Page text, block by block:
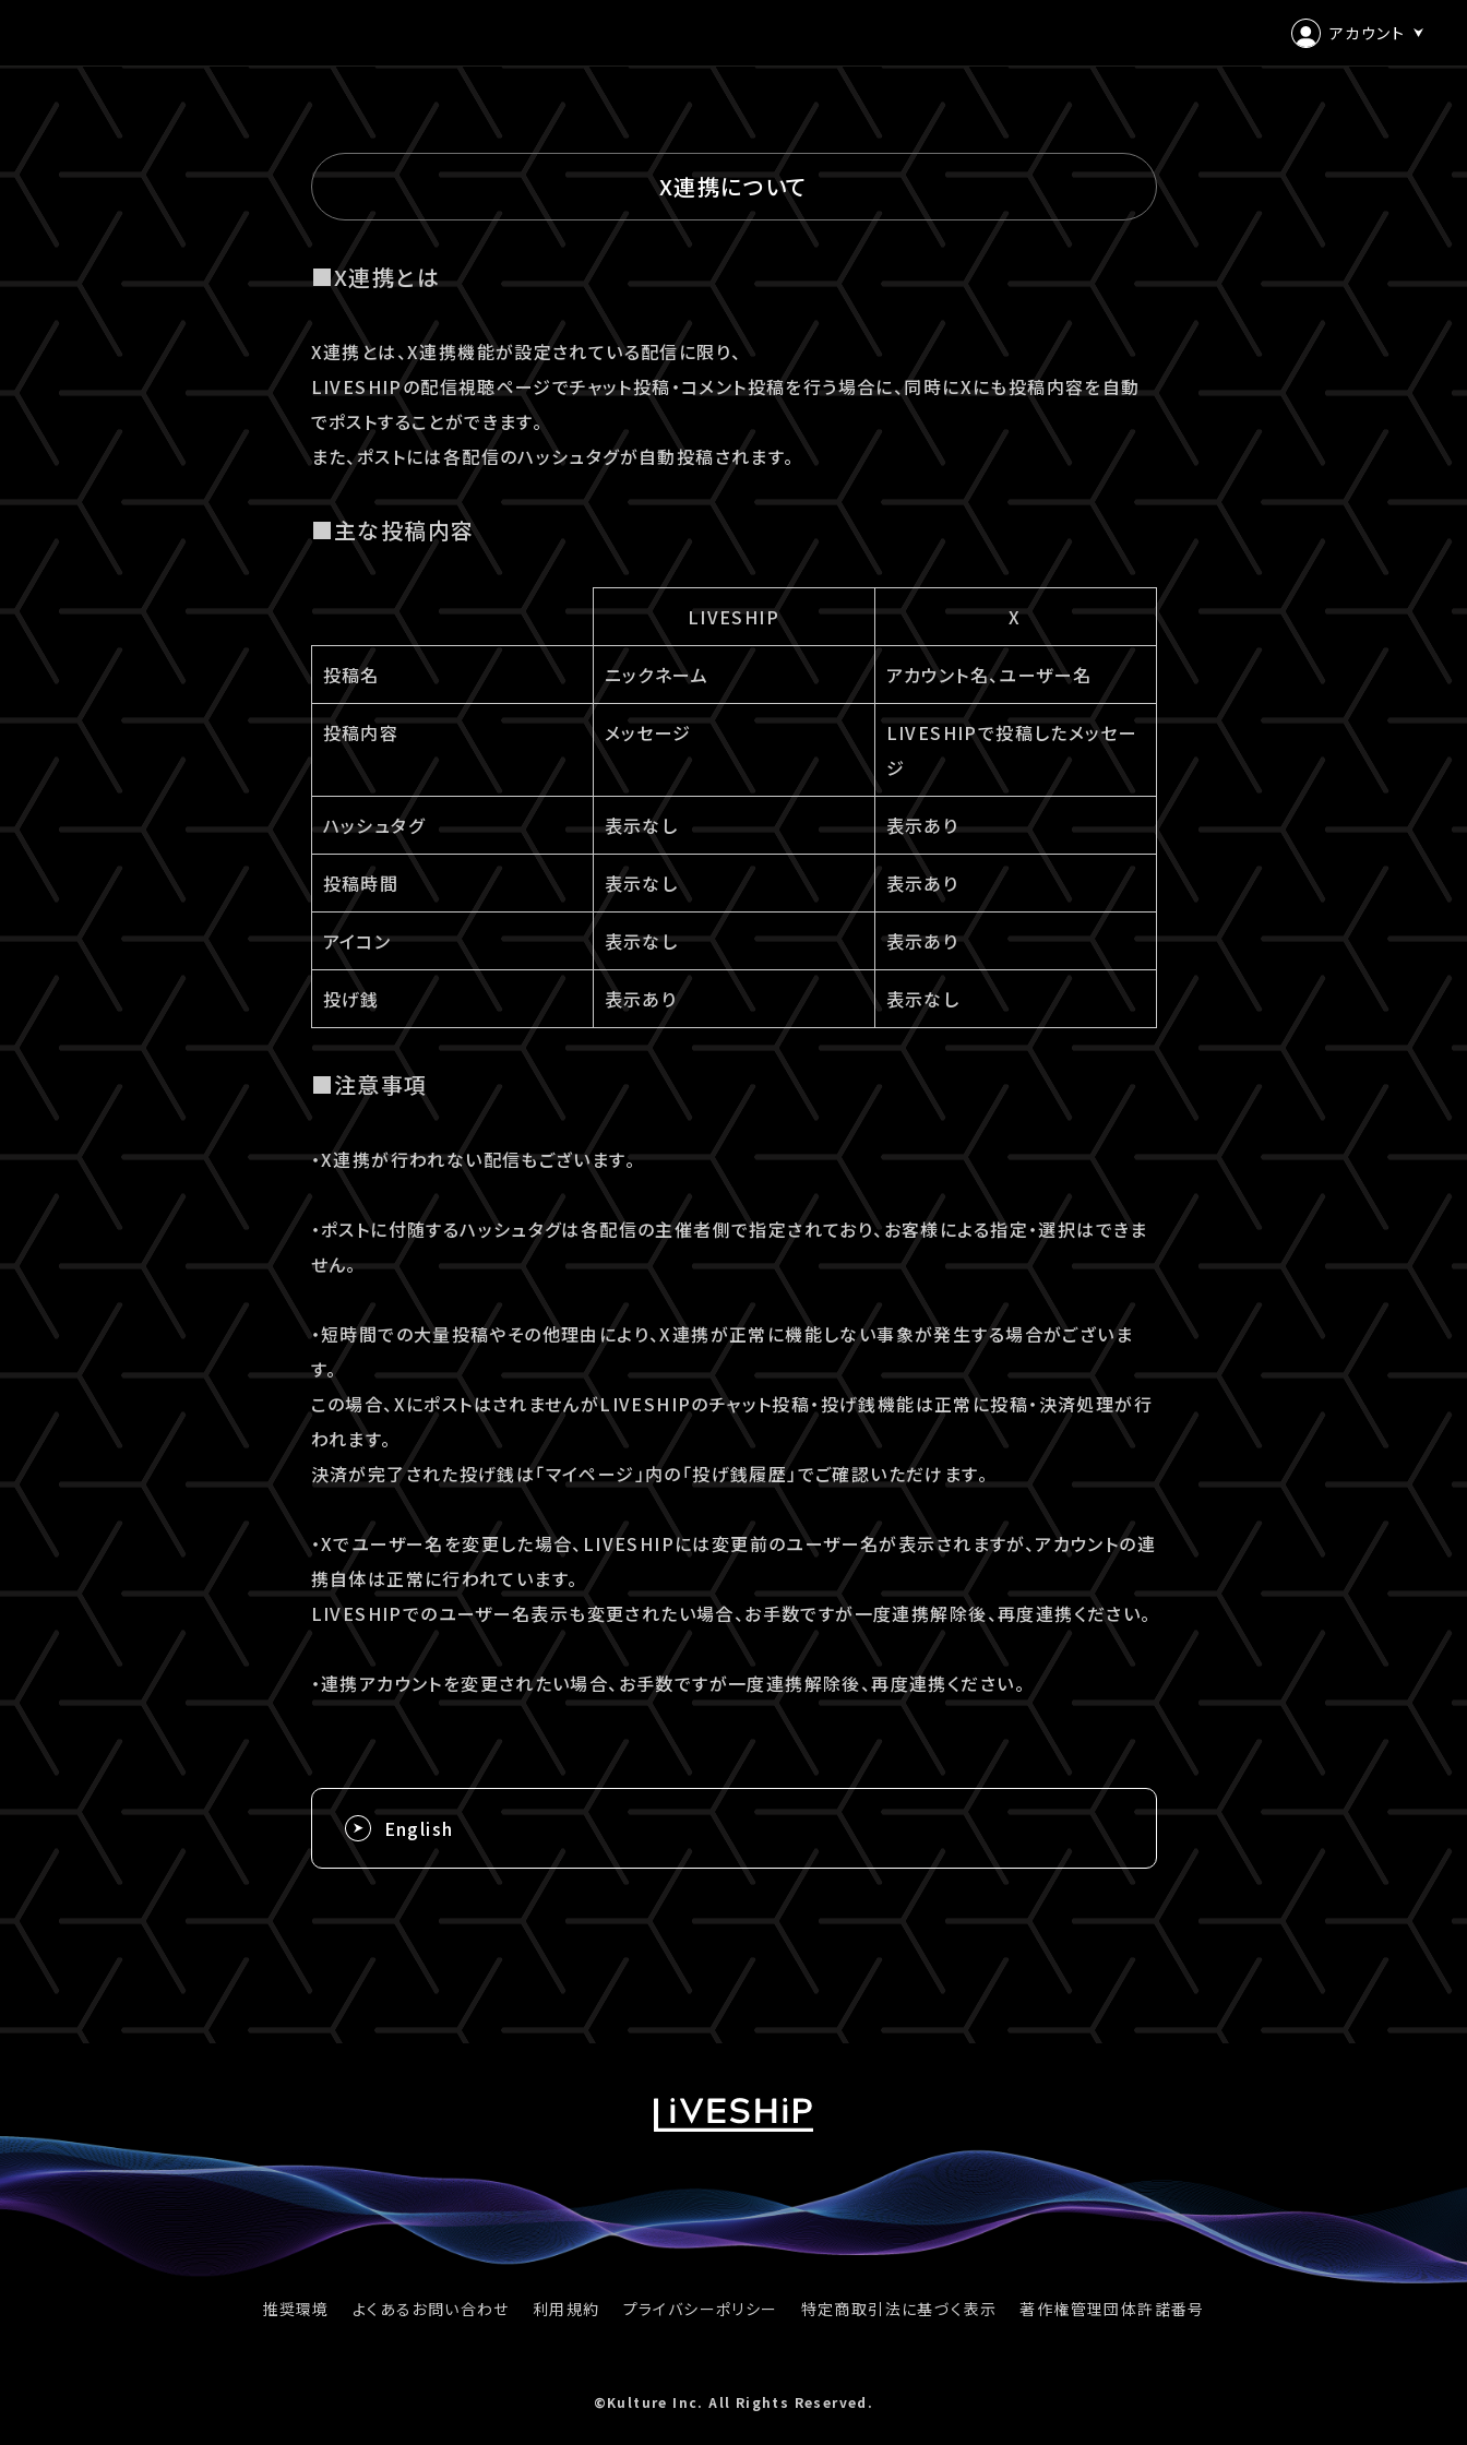
アカウント
ログイン
会員登録
X連携について
■X連携とは
X連携とは、X連携機能が設定されている配信に限り、
LIVESHIPの配信視聴ページでチャット投稿・コメント投稿を行う場合に、同時にXにも投稿内容を自動
でポストすることができます。
また、ポストには各配信のハッシュタグが自動投稿されます。
■主な投稿内容
LIVESHIP X
投稿名 ニックネーム アカウント名、ユーザー名
投稿内容 メッセージ
LIVESHIPで投稿したメッセー
ジ
ハッシュタグ 表示なし 表示あり
投稿時間 表示なし 表示あり
アイコン 表示なし 表示あり
投げ銭 表示あり 表示なし
■注意事項
・X連携が行われない配信もございます。
・ポストに付随するハッシュタグは各配信の主催者側で指定されており、お客様による指定・選択はできま
せん。
・短時間での大量投稿やその他理由により、X連携が正常に機能しない事象が発生する場合がございま
す。
この場合、XにポストはされませんがLIVESHIPのチャット投稿・投げ銭機能は正常に投稿・決済処理が行
われます。
決済が完了された投げ銭は「マイページ」内の「投げ銭履歴」でご確認いただけます。
・Xでユーザー名を変更した場合、LIVESHIPには変更前のユーザー名が表示されますが、アカウントの連
携自体は正常に行われています。
LIVESHIPでのユーザー名表示も変更されたい場合、お手数ですが一度連携解除後、再度連携ください。
・連携アカウントを変更されたい場合、お手数ですが一度連携解除後、再度連携ください。
English
推奨環境 よくあるお問い合わせ 利用規約 プライバシーポリシー 特定商取引法に基づく表示 著作権管理団体許諾番号
©Kulture Inc. All Rights Reserved.